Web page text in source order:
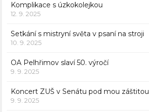
Komplikace s úzkokolejkou
12. 9. 2025
Setkání s mistryní světa v psaní na stroji
10. 9. 2025
OA Pelhřimov slaví 50. výročí
9. 9. 2025
Koncert ZUŠ v Senátu pod mou záštitou
9. 9. 2025